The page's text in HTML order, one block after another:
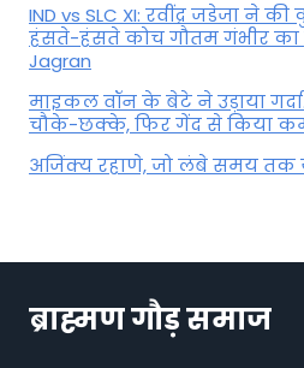
IND vs SLC XI: रवींद्र जडेजा ने
हंसते-हंसते कोच गौतम गंभीर का
Jagran
माइकल वॉन के बेटे ने उड़ाया
चौके-छक्के, फिर गेंद से किया
अजिंक्य रहाणे, जो लंबे समय तक
ब्राह्मण गौड़ समाज